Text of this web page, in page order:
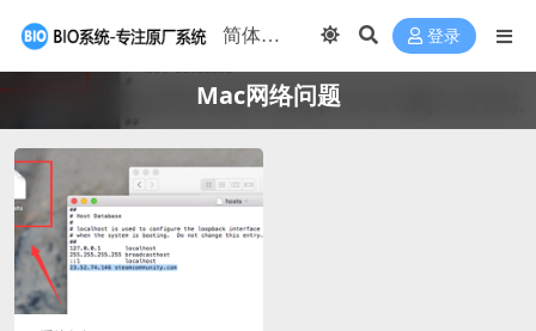
登录
Mac网络问题